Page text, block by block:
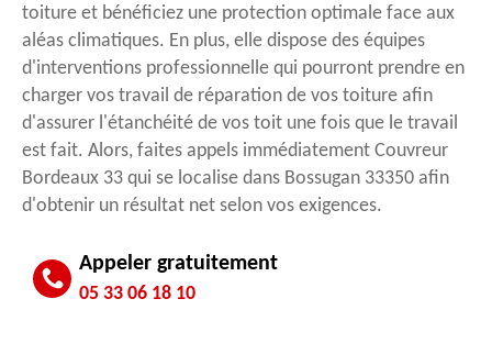
toiture et bénéficiez une protection optimale face aux
aléas climatiques. En plus, elle dispose des équipes
d'interventions professionnelle qui pourront prendre en
charger vos travail de réparation de vos toiture afin
d'assurer l'étanchéité de vos toit une fois que le travail
est fait. Alors, faites appels immédiatement Couvreur
Bordeaux 33 qui se localise dans Bossugan 33350 afin
d'obtenir un résultat net selon vos exigences.
Appeler gratuitement
05 33 06 18 10